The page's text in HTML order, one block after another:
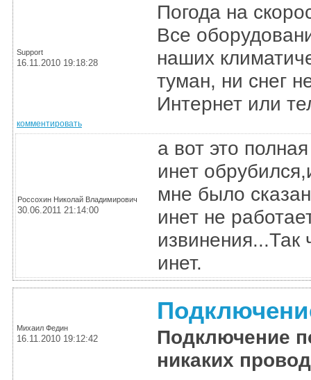
Support
16.11.2010 19:18:28
Погода на
Все
наших
туман, ни снег
Интернет или
комментировать
Россохин Николай Владимирович
30.06.2011 21:14:00
а вот это
инет
мне было
инет не
извинения...Так
инет.
Михаил Федин
16.11.2010 19:12:42
Подключение
никаких